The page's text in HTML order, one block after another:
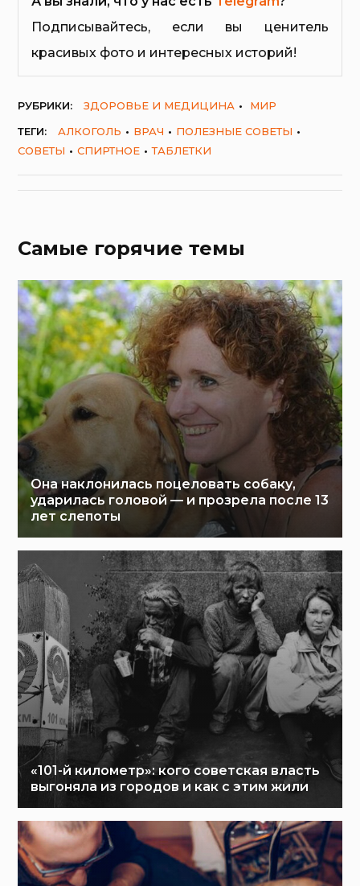
Подписывайтесь, если вы ценитель
красивых фото и интересных историй!
РУБРИКИ: ЗДОРОВЬЕ И МЕДИЦИНА
МИР
ТЕГИ:
АЛКОГОЛЬ ВРАЧ
ПОЛЕЗНЫЕ СОВЕТЫ
СОВЕТЫ
СПИРТНОЕ ТАБЛЕТКИ
Самые горячие темы
Она наклонилась поцеловать собаку,
ударилась головой — и прозрела после 13
лет слепоты
«101-й километр»: кого советская власть
выгоняла из городов и как с этим жили